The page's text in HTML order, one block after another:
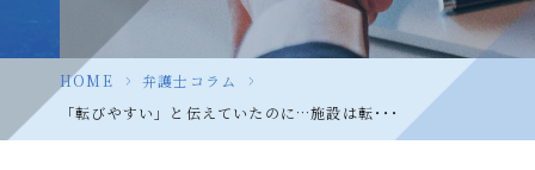
HOME > 弁護士コラム
>
「転びやすい」と伝えていたのに…施設は転･･･